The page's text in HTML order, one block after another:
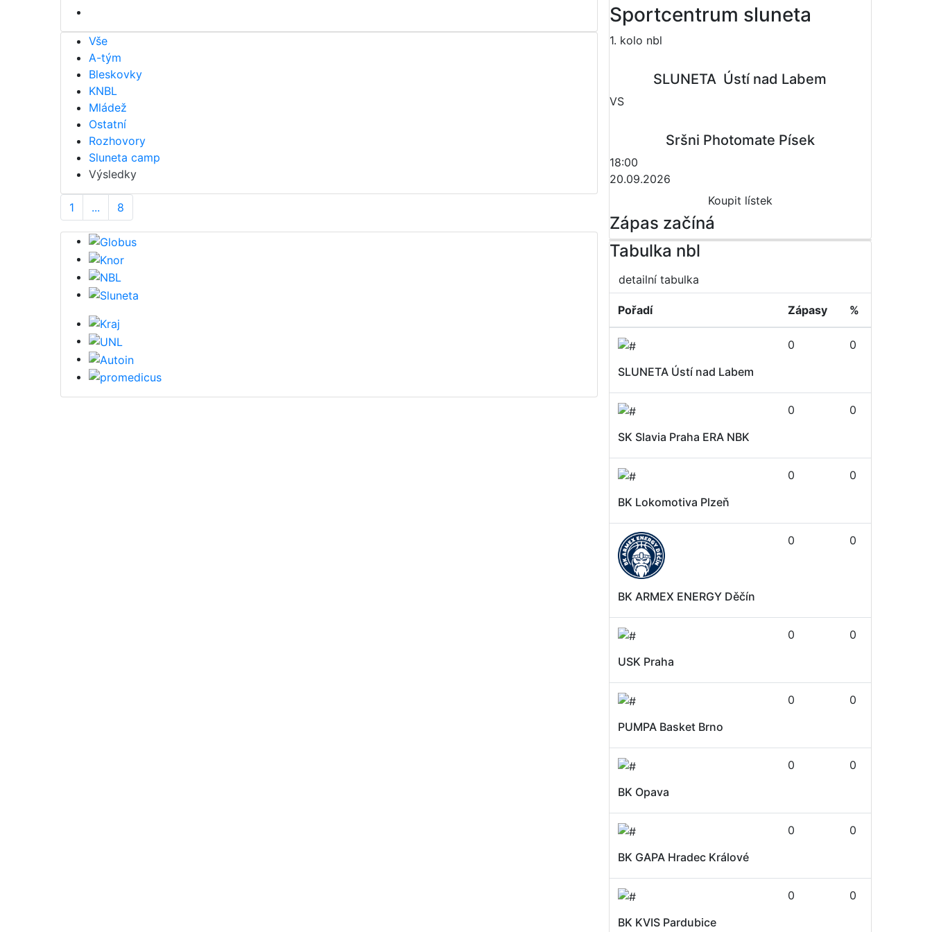
Vše
A-tým
Bleskovky
KNBL
Mládež
Ostatní
Rozhovory
Sluneta camp
Výsledky
1 ... 8
Sportcentrum sluneta
1. kolo nbl
SLUNETA  Ústí nad Labem
VS
Sršni Photomate Písek
18:00
20.09.2026
Koupit lístek
Zápas začíná
Tabulka nbl
detailní tabulka
Pořadí Zápasy %
SLUNETA Ústí nad Labem
0 0
SK Slavia Praha ERA NBK
0 0
BK Lokomotiva Plzeň
0 0
BK ARMEX ENERGY Děčín
0 0
USK Praha
0 0
PUMPA Basket Brno
0 0
BK Opava
0 0
BK GAPA Hradec Králové
0 0
BK KVIS Pardubice
0 0